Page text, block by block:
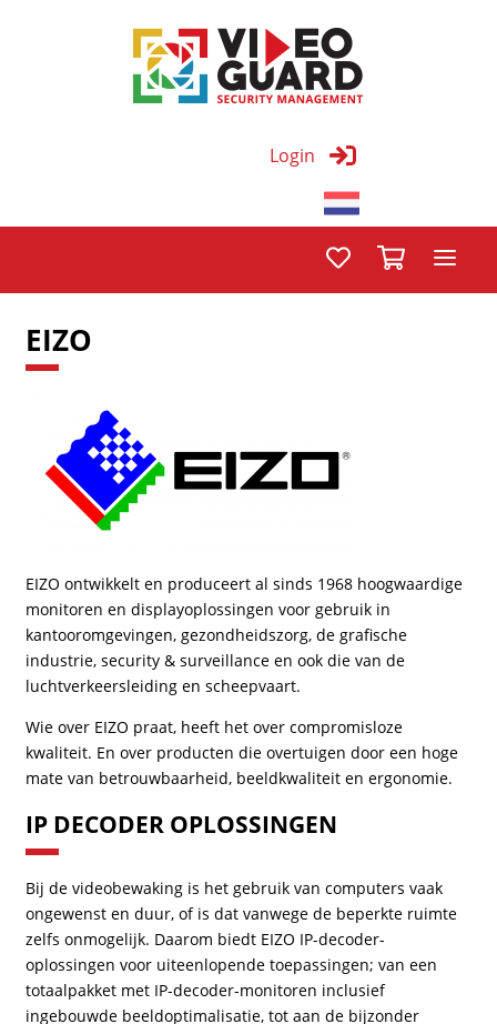
Login
EIZO
EIZO ontwikkelt en produceert al sinds 1968 hoogwaardige
monitoren en displayoplossingen voor gebruik in
kantooromgevingen, gezondheidszorg, de grafische
industrie, security & surveillance en ook die van de
luchtverkeersleiding en scheepvaart.
Wie over EIZO praat, heeft het over compromisloze
kwaliteit. En over producten die overtuigen door een hoge
mate van betrouwbaarheid, beeldkwaliteit en ergonomie.
IP DECODER OPLOSSINGEN
Bij de videobewaking is het gebruik van computers vaak
ongewenst en duur, of is dat vanwege de beperkte ruimte
zelfs onmogelijk. Daarom biedt EIZO IP-decoder-
oplossingen voor uiteenlopende toepassingen; van een
totaalpakket met IP-decoder-monitoren inclusief
ingebouwde beeldoptimalisatie, tot aan de bijzonder